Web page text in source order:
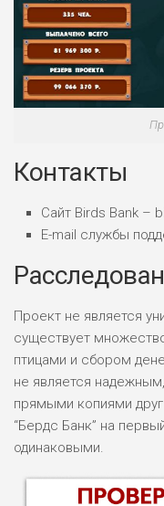
Контакты
Сайт Birds Bank –
E-mail службы
Проект не является
существует
птицами и сбором
не является
прямыми копиями
“Бердс Банк” на
одинаковыми.